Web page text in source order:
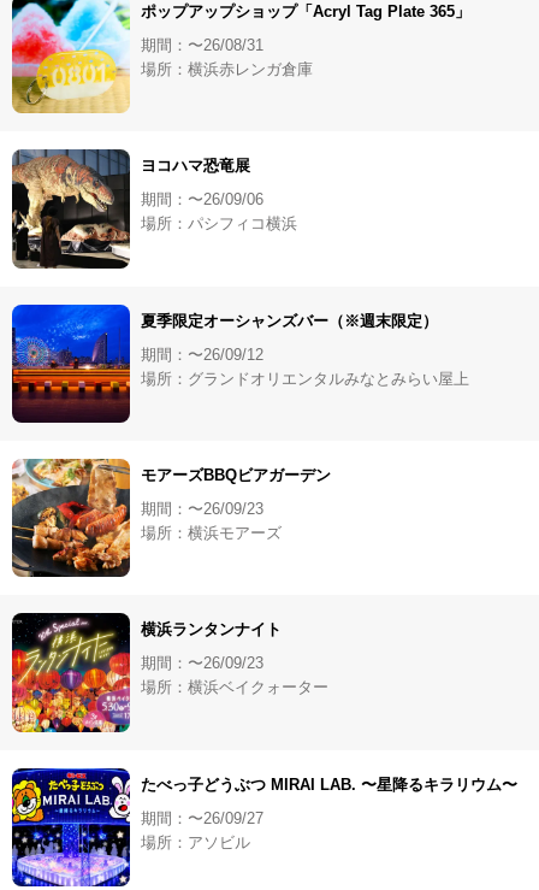
ポップアップショップ「Acryl Tag Plate 365」
期間：〜26/08/31
場所：横浜赤レンガ倉庫
ヨコハマ恐竜展
期間：〜26/09/06
場所：パシフィコ横浜
夏季限定オーシャンズバー（※週末限定）
期間：〜26/09/12
場所：グランドオリエンタルみなとみらい屋上
モアーズBBQビアガーデン
期間：〜26/09/23
場所：横浜モアーズ
横浜ランタンナイト
期間：〜26/09/23
場所：横浜ベイクォーター
たべっ子どうぶつ MIRAI LAB. 〜星降るキラリウム〜
期間：〜26/09/27
場所：アソビル